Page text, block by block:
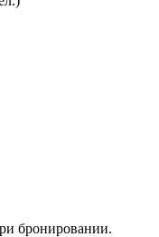
бронировании.